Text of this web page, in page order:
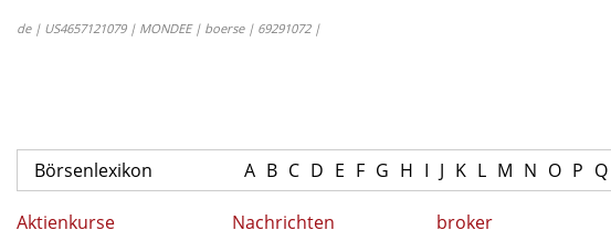
de | US4657121079 | MONDEE | boerse | 69291072 |
Börsenlexikon A B C D E F G H I J K L M N O P Q
Aktienkurse Nachrichten broker